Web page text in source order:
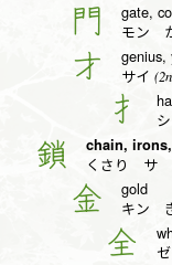
門 gate,
モン
才 genius,
サイ
扌
鎖 chain,
くさり サ
金 gold
キン
全